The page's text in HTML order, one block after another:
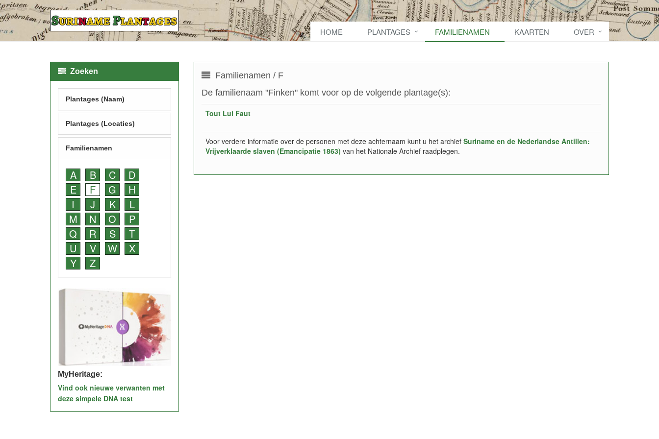
HOME PLANTAGES FAMILIENAMEN KAARTEN OVER
Familienamen / F
De familienaam "Finken" komt voor op de volgende plantage(s):
Tout Lui Faut
Voor verdere informatie over de personen met deze achternaam kunt u het archief Suriname en de Nederlandse Antillen:
Vrijverklaarde slaven (Emancipatie 1863) van het Nationale Archief raadplegen.
Zoeken
Plantages (Naam)
Plantages (Locaties)
Familienamen
A B C
D
E
F G
H
I
J K
L
M
N O
P
Q
R S
T
U
V W
X
Y
Z
MyHeritage:
Vind ook nieuwe verwanten met
deze simpele DNA test